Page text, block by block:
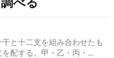
と十二支を組み合わせたも
配する。甲・乙・丙・...